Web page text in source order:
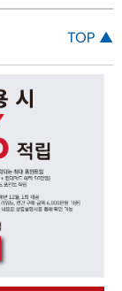
TOP ▲